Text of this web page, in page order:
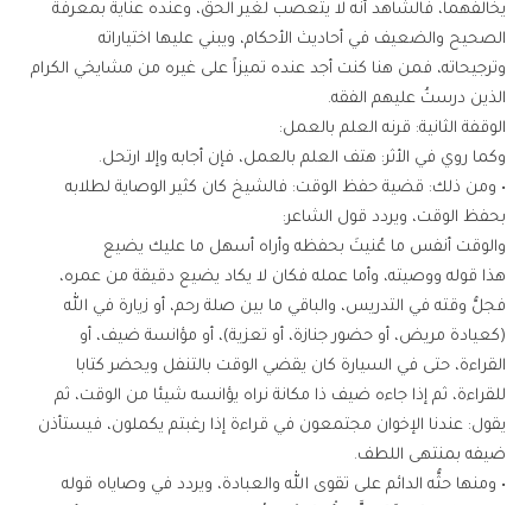
يخالفهما، فالشاهد أنه لا يتعصب لغير الحق، وعنده عناية بمعرفة
الصحيح والضعيف في أحاديث الأحكام، ويبني عليها اختياراته
وترجيحاته، فمن هنا كنت أجد عنده تميزاً على غيره من مشايخي الكرام
الذين درستُ عليهم الفقه.
الوقفة الثانية: قرنه العلم بالعمل:
وكما روي في الأثر: هتف العلم بالعمل، فإن أجابه وإلا ارتحل.
• ومن ذلك: قضية حفظ الوقت: فالشيخ كان كثير الوصاية لطلابه
بحفظ الوقت، ويردد قول الشاعر:
والوقت أنفس ما عُنيتَ بحفظه وأراه أسهل ما عليك يضيع
هذا قوله ووصيته، وأما عمله فكان لا يكاد يضيع دقيقة من عمره،
فجلُّ وقته في التدريس، والباقي ما بين صلة رحم، أو زيارة في الله
(كعيادة مريض، أو حضور جنازة، أو تعزية)، أو مؤانسة ضيف، أو
القراءة، حتى في السيارة كان يقضي الوقت بالتنفل ويحضر كتابا
للقراءة، ثم إذا جاءه ضيف ذا مكانة نراه يؤانسه شيئا من الوقت، ثم
يقول: عندنا الإخوان مجتمعون في قراءة إذا رغبتم يكملون، فيستأذن
ضيفه بمنتهى اللطف.
• ومنها حثُّه الدائم على تقوى الله والعبادة، ويردد في وصاياه قوله